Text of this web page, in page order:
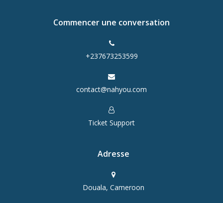
Commencer une conversation
+237673253599
contact@nahyou.com
Ticket Support
Adresse
Douala, Cameroon